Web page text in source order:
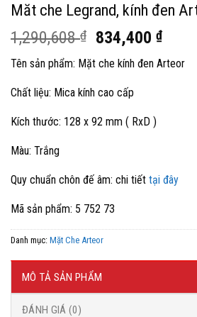
Măt che Legrand, kính đen
1,290,608₫
Giá
gốc
là:
1,290,608 ₫.
834,400₫Giá
tại
Tên sản phẩm: Mặt che kính đen Arteor
Chất liệu: Mica kính cao cấp
Kích thước: 128 x 92 mm ( RxD )
Màu: Trắng
Quy chuẩn chôn đế âm: chi tiết tại đây
Mã sản phẩm: 5 752 73
Danh mục: Mặt Che Arteor
MÔ TẢ SẢN PHẨM
ĐÁNH GIÁ (0)